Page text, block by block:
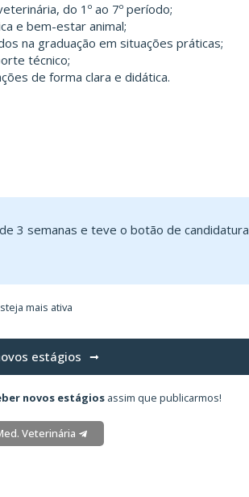
do 1º ao 7º período;
e bem-estar animal;
na graduação em situações práticas;
técnico;
de forma clara e didática.
3 semanas e teve o botão de candidatura
mais ativa
estágios
novos estágiosassim que publicarmos!
Veterinária